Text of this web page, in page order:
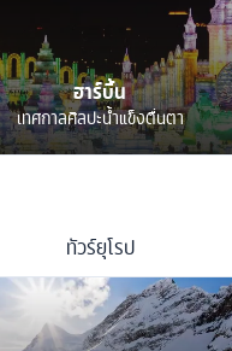
ฮาร์บิ้น
เทศกาลศิลปะน้ำแข็งตื่นตา
ทัวร์ยุโรป